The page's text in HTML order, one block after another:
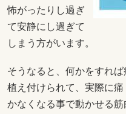
怖がったりし過ぎ
て安静にし過ぎて
しまう方がいます。
そうなると、何かをすれ
植え付けられて、実際に
かなくなる事で動かせる